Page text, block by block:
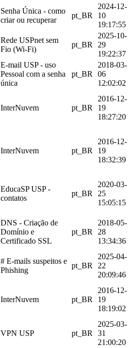
Senha Única - como
criar ou recuperar
pt_BR
2024-12-
10
19:17:55
Rede USPnet sem
Fio (Wi-Fi)
pt_BR
2025-10-
29
19:22:37
E-mail USP - uso
Pessoal com a senha
única
pt_BR
2018-03-
06
12:02:02
InterNuvem pt_BR
2016-12-
19
18:27:20
InterNuvem pt_BR
2016-12-
19
18:32:39
EducaSP USP -
contatos
pt_BR
2020-03-
25
15:05:15
DNS - Criação de
Domínio e
Certificado SSL
pt_BR
2018-05-
28
13:34:36
# E-mails suspeitos e
Phishing
pt_BR
2025-04-
22
20:09:46
InterNuvem pt_BR
2016-12-
19
18:19:02
VPN USP pt_BR
2025-03-
31
21:00:20